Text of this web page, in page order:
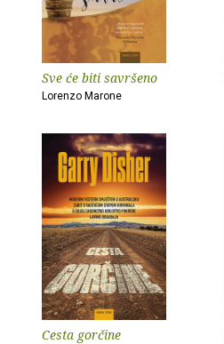
Sve će biti savršeno
Lorenzo Marone
Cesta gorčine